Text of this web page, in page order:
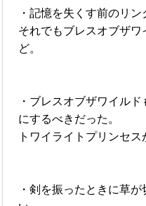
・記憶を失くす前のリ
それでもブレスオブザ
ど。
・ブレスオブザワイル
にするべきだった。
トワイライトプリンセス
・剣を振ったときに草